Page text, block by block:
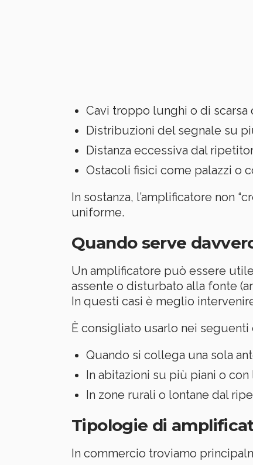
Cavi troppo lunghi o di scarsa
Distribuzioni del segnale su
Distanza eccessiva dal
Ostacoli fisici come palazzi o
In sostanza, l’amplificatore non
uniforme.
Quando serve
Un amplificatore può essere
assente o disturbato alla fonte
In questi casi è meglio
È consigliato usarlo nei seguenti
Quando si collega una sola
In abitazioni su più piani o
In zone rurali o lontane dal
Tipologie di
In commercio troviamo